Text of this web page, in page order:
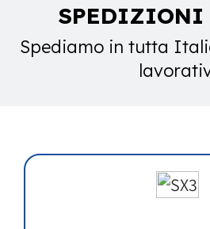
SPEDIZIONI
Spediamo in tutta